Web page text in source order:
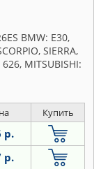
BMW: E30,
SIERRA,
MITSUBISHI:
Купить
р.
р.